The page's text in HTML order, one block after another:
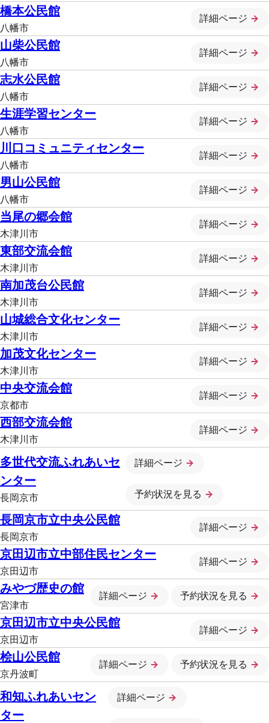
橋本公民館
八幡市
詳細ページ
山柴公民館
八幡市
詳細ページ
志水公民館
八幡市
詳細ページ
生涯学習センター
八幡市
詳細ページ
川口コミュニティセンター
八幡市
詳細ページ
男山公民館
八幡市
詳細ページ
当尾の郷会館
木津川市
詳細ページ
東部交流会館
木津川市
詳細ページ
南加茂台公民館
木津川市
詳細ページ
山城総合文化センター
木津川市
詳細ページ
加茂文化センター
木津川市
詳細ページ
中央交流会館
京都市
詳細ページ
西部交流会館
木津川市
詳細ページ
多世代交流ふれあいセ
ンター
長岡京市
詳細ページ
予約状況を見る
長岡京市立中央公民館
長岡京市
詳細ページ
京田辺市立中部住民センター
京田辺市
詳細ページ
みやづ歴史の館
宮津市
詳細ページ 予約状況を見る
京田辺市立中央公民館
京田辺市
詳細ページ
桧山公民館
京丹波町
詳細ページ 予約状況を見る
和知ふれあいセン
ター
詳細ページ